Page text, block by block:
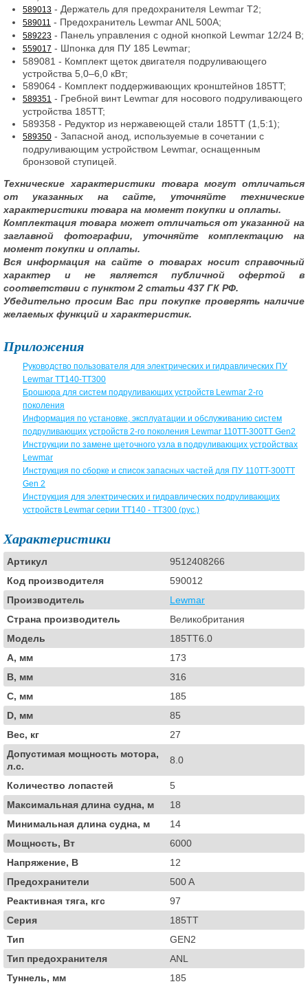
589013 - Держатель для предохранителя Lewmar Т2;
589011 - Предохранитель Lewmar ANL 500А;
589223 - Панель управления с одной кнопкой Lewmar 12/24 В;
559017 - Шпонка для ПУ 185 Lewmar;
589081 - Комплект щеток двигателя подруливающего
устройства 5,0–6,0 кВт;
589064 - Комплект поддерживающих кронштейнов 185TT;
589351 - Гребной винт Lewmar для носового подруливающего
устройства 185TT;
589358 - Редуктор из нержавеющей стали 185TT (1,5:1);
589350 - Запасной анод, используемые в сочетании с
подруливающим устройством Lewmar, оснащенным
бронзовой ступицей.
Технические характеристики товара могут отличаться
от указанных на сайте, уточняйте технические
характеристики товара на момент покупки и оплаты.
Комплектация товара может отличаться от указанной на
заглавной фотографии, уточняйте комплектацию на
момент покупки и оплаты.
Вся информация на сайте о товарах носит справочный
характер и не является публичной офертой в
соответствии с пунктом 2 статьи 437 ГК РФ.
Убедительно просим Вас при покупке проверять наличие
желаемых функций и характеристик.
Приложения
Руководство пользователя для электрических и гидравлических ПУ
Lewmar TT140-TT300
Брошюра для систем подруливающих устройств Lewmar 2-го
поколения
Информация по установке, эксплуатации и обслуживанию систем
подруливающих устройств 2-го поколения Lewmar 110TT-300TT Gen2
Инструкции по замене щеточного узла в подруливающих устройствах
Lewmar
Инструкция по сборке и список запасных частей для ПУ 110TT-300TT
Gen 2
Инструкция для электрических и гидравлических подруливающих
устройств Lewmar серии TT140 - TT300 (рус.)
Характеристики
Артикул
9512408266
Код производителя
590012
Производитель
Lewmar
Страна производитель
Великобритания
Модель
185TT6.0
A, мм
173
B, мм
316
C, мм
185
D, мм
85
Вес, кг
27
Допустимая мощность мотора,
л.с.
8.0
Количество лопастей
5
Максимальная длина судна, м
18
Минимальная длина судна, м
14
Мощность, Вт
6000
Напряжение, В
12
Предохранители
500 A
Реактивная тяга, кгс
97
Серия
185TT
Тип
GEN2
Тип предохранителя
ANL
Туннель, мм
185